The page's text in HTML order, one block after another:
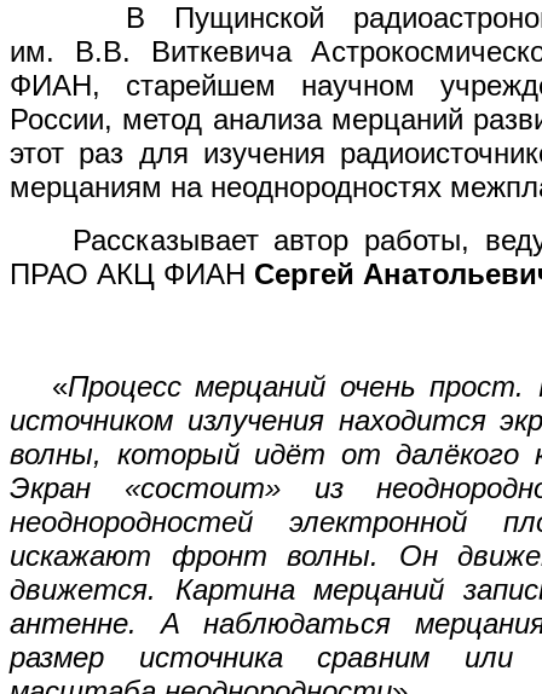
В Пущинской
им. В.В. Виткевича
ФИАН, старейшем научном
России, метод анализа мерцаний
этот раз для изучения
мерцаниям на неоднородностях
Рассказывает автор работы,
ПРАО АКЦ ФИАН Сергей
«Процесс мерцаний очень
источником излучения находится
волны, который идёт от далёкого
Экран «состоит» из
неоднородностей электронной
искажают фронт волны. Он
движется. Картина мерцаний
антенне. А наблюдаться
размер источника сравним или